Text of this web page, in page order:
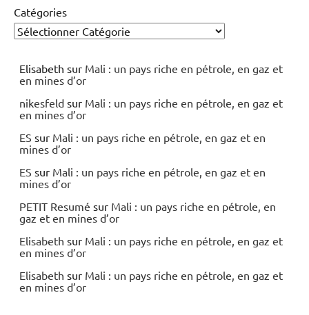
Catégories
Elisabeth sur Mali : un pays riche en pétrole, en gaz et
en mines d’or
nikesfeld sur Mali : un pays riche en pétrole, en gaz et
en mines d’or
ES sur Mali : un pays riche en pétrole, en gaz et en
mines d’or
ES sur Mali : un pays riche en pétrole, en gaz et en
mines d’or
PETIT Resumé sur Mali : un pays riche en pétrole, en
gaz et en mines d’or
Elisabeth sur Mali : un pays riche en pétrole, en gaz et
en mines d’or
Elisabeth sur Mali : un pays riche en pétrole, en gaz et
en mines d’or